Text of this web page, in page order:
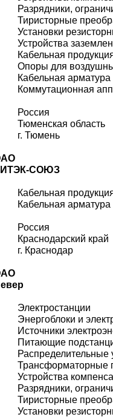
Разрядники,
Тиристорные
Установки
Устройства
Кабельная
Опоры для
Кабельная арматура
Коммутационная
Россия
Тюменская область
г. Тюмень
СОЮЗ
Кабельная
Кабельная арматура
Россия
Краснодарский край
г. Краснодар
Электростанции
Энергоблоки и
Источники
Питающие
Распределительные
Трансформаторные
Устройства
Разрядники,
Тиристорные
Установки